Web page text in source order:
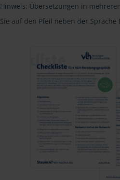
Hinweis: Übersetzungen in
Sie auf den Pfeil neben der Sprache